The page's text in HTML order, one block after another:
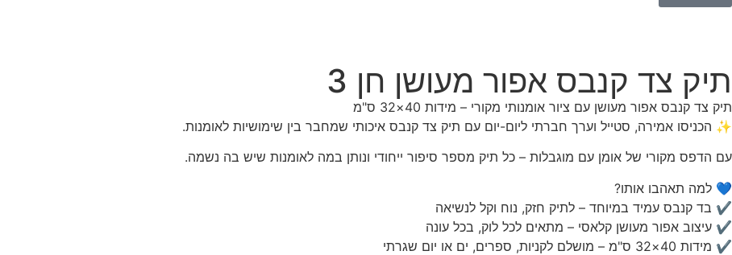
תיק צד קנבס אפור מעושן חן 3
תיק צד קנבס אפור מעושן עם ציור אומנותי מקורי – מידות 40×32 ס"מ
✨ הכניסו אמירה, סטייל וערך חברתי ליום-יום עם תיק צד קנבס איכותי שמחבר בין שימושיות לאומנות.
עם הדפס מקורי של אומן עם מוגבלות – כל תיק מספר סיפור ייחודי ונותן במה לאומנות שיש בה נשמה.
💙 למה תאהבו אותו?
✔ בד קנבס עמיד במיוחד – לתיק חזק, נוח וקל לנשיאה
✔ עיצוב אפור מעושן קלאסי – מתאים לכל לוק, בכל עונה
✔ מידות 40×32 ס"מ – מושלם לקניות, ספרים, ים או יום שגרתי